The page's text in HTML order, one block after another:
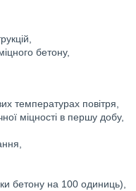
бетону,
температурах повітря,
міцності в першу добу,
бетону на 100 одиниць),